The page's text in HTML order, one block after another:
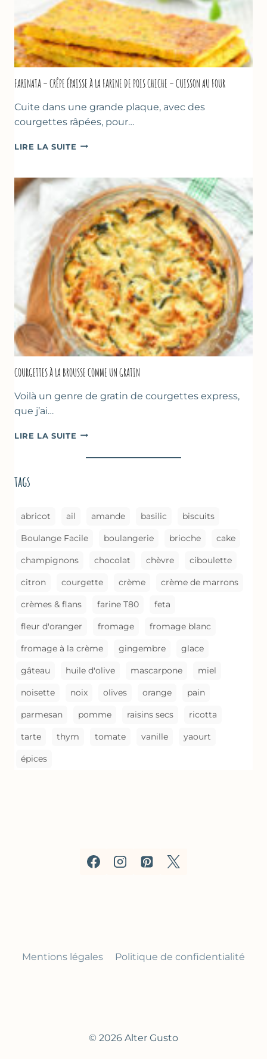
FARINATA – CRÊPE ÉPAISSE À LA FARINE DE POIS CHICHE – CUISSON AU FOUR
Cuite dans une grande plaque, avec des
courgettes râpées, pour…
LIRE LA SUITE FARINATA
ÉPAISSE
À
LA
FARINE
DE
POIS
CHICHE
–
CUISSON
AU
FOUR
COURGETTES À LA BROUSSE COMME UN GRATIN
Voilà un genre de gratin de courgettes express,
que j’ai…
LIRE LA SUITE COURGETTES
LA
tags
abricot ail amande basilic biscuits
Boulange Facile boulangerie brioche cake
champignons chocolat chèvre ciboulette
citron courgette crème crème de marrons
crèmes & flans farine T80 feta
fleur d'oranger fromage fromage blanc
fromage à la crème gingembre glace
gâteau huile d'olive mascarpone miel
noisette noix olives orange pain
parmesan pomme raisins secs ricotta
tarte thym tomate vanille yaourt
épices
Mentions légales Politique de confidentialité
© 2026 Alter Gusto